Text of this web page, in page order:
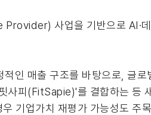
사업을 기반으로 AI·
인 매출 구조를 바탕으로, 글
피(FitSapie)'를 결합하는 등
기업가치 재평가 가능성도 주